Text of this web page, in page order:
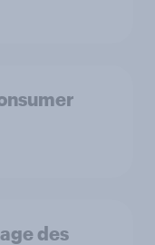
des